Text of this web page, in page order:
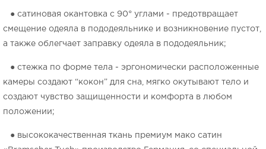
● сатиновая окантовка с 90° углами - предотвращает
смещение одеяла в пододеяльнике и возникновение пустот,
а также облегчает заправку одеяла в пододеяльник;
● стежка по форме тела - эргономически расположенные
камеры создают “кокон” для сна, мягко окутывают тело и
создают чувство защищенности и комфорта в любом
положении;
● высококачественная ткань премиум мако сатин